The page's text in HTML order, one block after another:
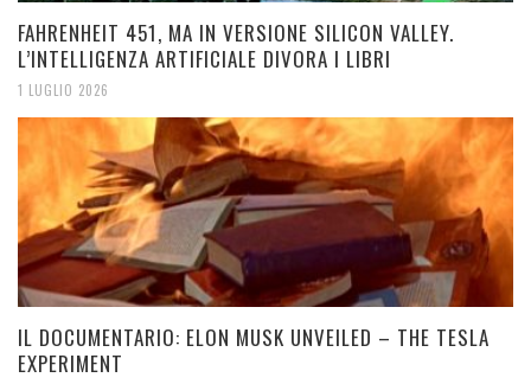
FAHRENHEIT 451, MA IN VERSIONE SILICON VALLEY.
L’INTELLIGENZA ARTIFICIALE DIVORA I LIBRI
1 LUGLIO 2026
IL DOCUMENTARIO: ELON MUSK UNVEILED – THE TESLA
EXPERIMENT